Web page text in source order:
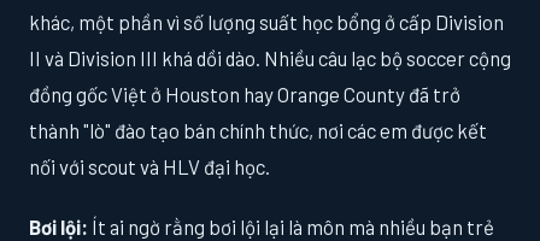
khác, một phần vì số lượng suất học bổng ở cấp Division
II và Division III khá dồi dào. Nhiều câu lạc bộ soccer cộng
đồng gốc Việt ở Houston hay Orange County đã trở
thành "lò" đào tạo bán chính thức, nơi các em được kết
nối với scout và HLV đại học.
Bơi lội: Ít ai ngờ rằng bơi lội lại là môn mà nhiều bạn trẻ